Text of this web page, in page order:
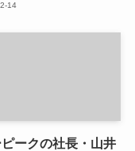
14
ークの社長・山井